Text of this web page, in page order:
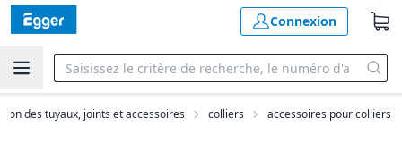
Connexion
des tuyaux, joints et accessoires colliers accessoires pour colliers